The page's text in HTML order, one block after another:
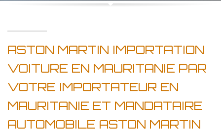
ASTON MARTIN IMPORTATION
VOITURE EN MAURITANIE PAR
VOTRE IMPORTATEUR EN
MAURITANIE ET MANDATAIRE
AUTOMOBILE ASTON MARTIN